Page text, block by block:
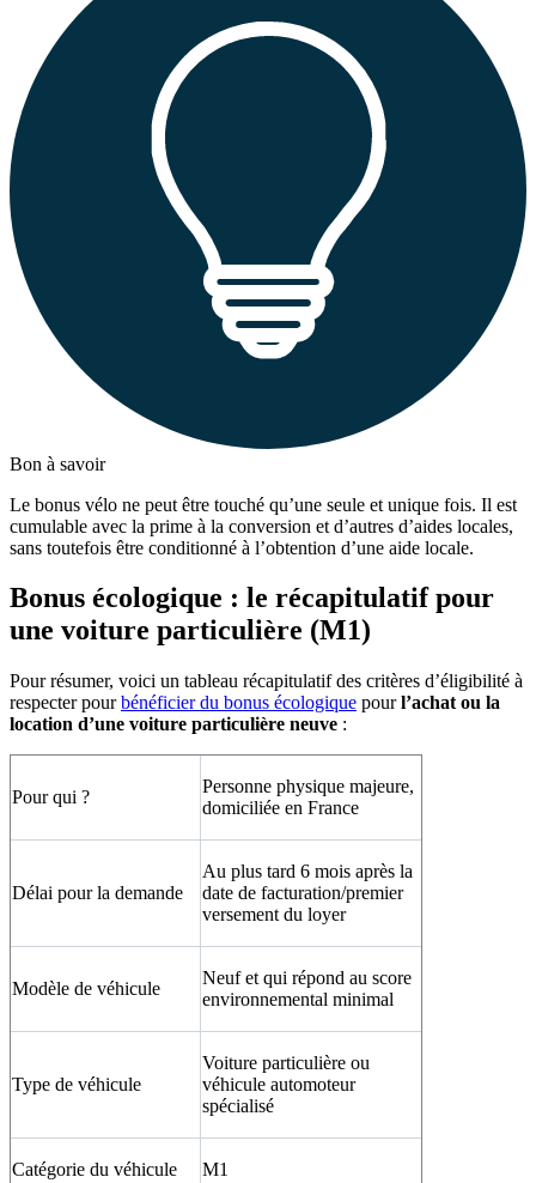
Bon à savoir
Le bonus vélo ne peut être touché qu’une seule et unique fois. Il est
cumulable avec la prime à la conversion et d’autres d’aides locales,
sans toutefois être conditionné à l’obtention d’une aide locale.
Bonus écologique : le récapitulatif pour
une voiture particulière (M1)
Pour résumer, voici un tableau récapitulatif des critères d’éligibilité à
respecter pourbénéficier du bonus écologique pourl’achat ou la
location d’une voiture particulière neuve :
Pour qui ?
Personne physique majeure,
domiciliée en France
Délai pour la demande
Au plus tard 6 mois après la
date de facturation/premier
versement du loyer
Modèle de véhicule
Neuf et qui répond au score
environnemental minimal
Type de véhicule
Voiture particulière ou
véhicule automoteur
spécialisé
Catégorie du véhicule M1